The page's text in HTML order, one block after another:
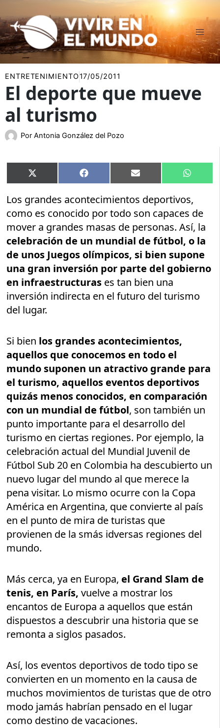
al
contenido
ENTRETENIMIENTO17/05/2011
El deporte que mueve
al turismo
Por Antonia González del Pozo
Compartir
en
X
(Twitter)
Compartir
en
Facebook Compartir
en
Email
en
Los grandes acontecimientos deportivos,
como es conocido por todo son capaces de
mover a grandes masas de personas. Así, la
celebración de un mundial de fútbol, o la
de unos Juegos olímpicos, si bien supone
una gran inversión por parte del gobierno
en infraestructuras es tan bien una
inversión indirecta en el futuro del turismo
del lugar.
Si bien los grandes acontecimientos,
aquellos que conocemos en todo el
mundo suponen un atractivo grande para
el turismo, aquellos eventos deportivos
quizás menos conocidos, en comparación
con un mundial de fútbol, son también un
punto importante para el desarrollo del
turismo en ciertas regiones. Por ejemplo, la
celebración actual del Mundial Juvenil de
Fútbol Sub 20 en Colombia ha descubierto un
nuevo lugar del mundo al que merece la
pena visitar. Lo mismo ocurre con la Copa
América en Argentina, que convierte al país
en el punto de mira de turistas que
provienen de la smás idversas regiones del
mundo.
Más cerca, ya en Europa, el Grand Slam de
tenis, en París, vuelve a mostrar los
encantos de Europa a aquellos que están
dispuestos a descubrir una historia que se
remonta a siglos pasados.
Así, los eventos deportivos de todo tipo se
convierten en un momento en la causa de
muchos movimientos de turistas que de otro
modo jamás habrían pensado en el lugar
como destino de vacaciones.